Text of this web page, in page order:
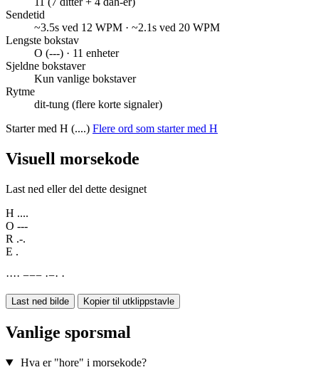
Sendetid
~3.5s ved 12 WPM · ~2.1s ved 20 WPM
Lengste bokstav
O (---) · 11 enheter
Sjeldne bokstaver
Kun vanlige bokstaver
Rytme
dit-tung (flere korte signaler)
Starter med H (....) Flere ord som starter med H
Visuell morsekode
Last ned eller del dette designet
H ....
O ---
R .-.
E .
···· −−− ·−· ·
Last ned bilde Kopier til utklippstavle
Vanlige sporsmal
Hva er "hore" i morsekode?